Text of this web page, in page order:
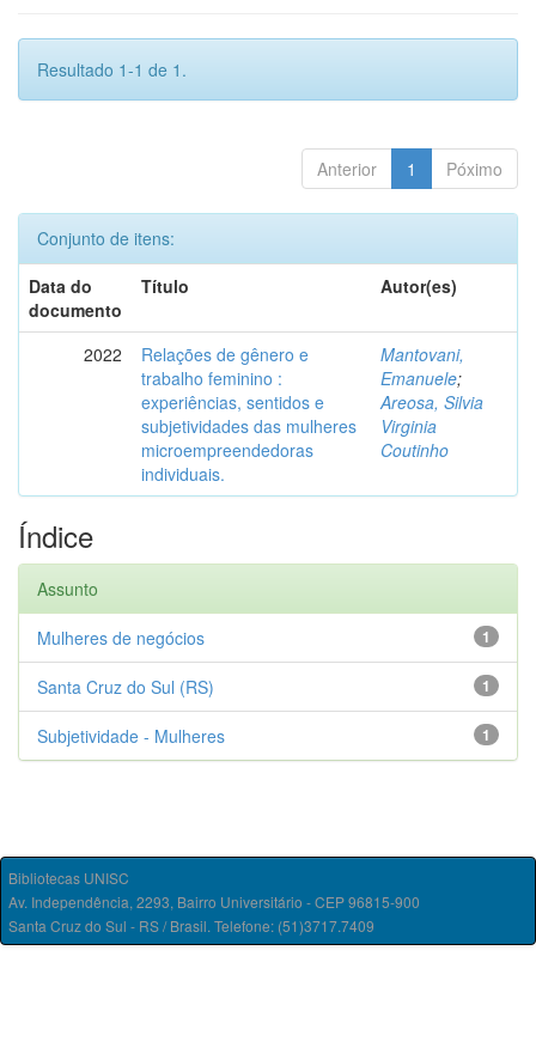
Resultado 1-1 de 1.
Anterior 1 Póximo
Conjunto de itens:
Data do
documento
Título Autor(es)
2022
Relações de gênero e
trabalho feminino :
experiências, sentidos e
subjetividades das mulheres
microempreendedoras
individuais.
Mantovani,
Emanuele;
Areosa, Silvia
Virginia
Coutinho
Índice
Assunto
1
Mulheres de negócios
1
Santa Cruz do Sul (RS)
1
Subjetividade - Mulheres
Bibliotecas UNISC
Av. Independência, 2293, Bairro Universitário - CEP 96815-900
Santa Cruz do Sul - RS / Brasil. Telefone: (51)3717.7409